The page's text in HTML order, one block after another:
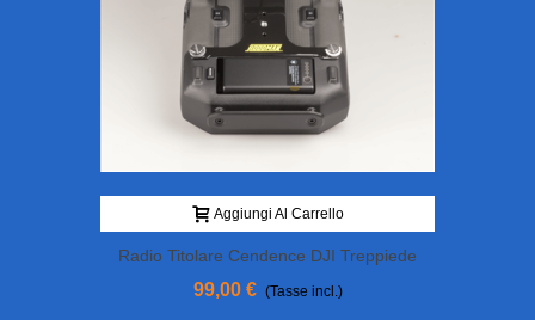
Aggiungi Al Carrello
Radio Titolare Cendence DJI Treppiede
Hoodman
99,00 € (Tasse incl.)